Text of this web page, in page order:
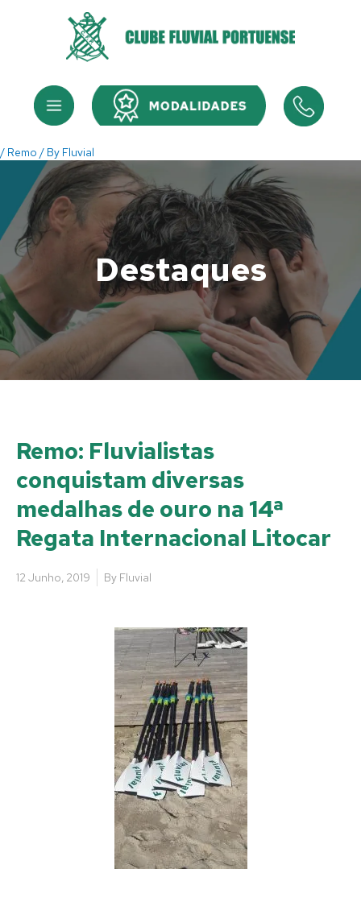
Menu Menu
/ Remo / By Fluvial
Destaques
Remo: Fluvialistas
conquistam diversas
medalhas de ouro na 14ª
Regata Internacional Litocar
12 Junho, 2019 By Fluvial